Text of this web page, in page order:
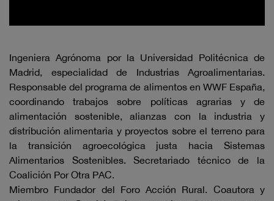
Ingeniera Agrónoma por la Universidad Politécnica de
Madrid, especialidad de Industrias Agroalimentarias.
Responsable del programa de alimentos en WWF España,
coordinando trabajos sobre políticas agrarias y de
alimentación sostenible, alianzas con la industria y
distribución alimentaria y proyectos sobre el terreno para
la transición agroecológica justa hacia Sistemas
Alimentarios Sostenibles. Secretariado técnico de la
Coalición Por Otra PAC.
Miembro Fundador del Foro Acción Rural. Coautora y